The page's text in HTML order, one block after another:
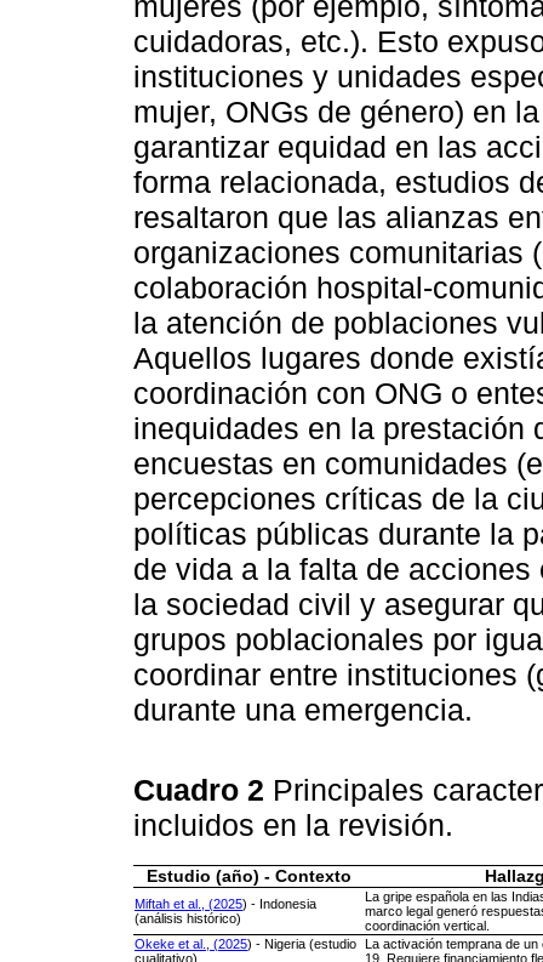
cuidadoras, etc.). Esto
instituciones y unidades
mujer, ONGs de género) en
garantizar equidad en las
forma relacionada, estudios
resaltaron que las alianzas
organizaciones comunitarias
colaboración hospital-
la atención de poblaciones
Aquellos lugares donde
coordinación con ONG o
inequidades en la prestación
encuestas en comunidades
percepciones críticas de la
políticas públicas durante la
de vida a la falta de
la sociedad civil y asegurar
grupos poblacionales por
coordinar entre instituciones
durante una emergencia.
Cuadro 2 Principales
incluidos en la revisión.
Estudio (año) - Contexto
Miftah et al., (2025) - Indonesia
(análisis histórico)
La gripe española en las
marco legal generó
coordinación vertical.
Okeke et al., (2025) - Nigeria (estudio
cualitativo)
La activación temprana de
19. Requiere financiamiento